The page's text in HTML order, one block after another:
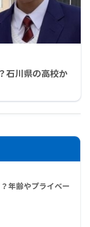
石川県の高校か
年齢やプライベー